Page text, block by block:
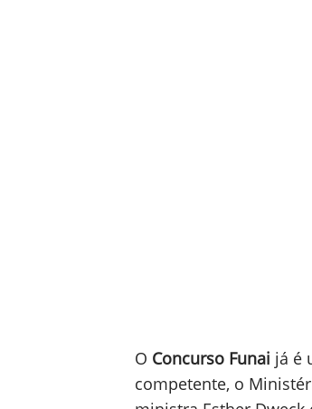
O Concurso Funai já é
competente, o